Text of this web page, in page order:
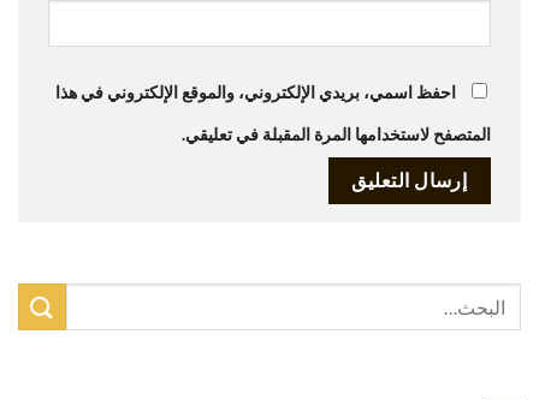
احفظ اسمي، بريدي الإلكتروني، والموقع الإلكتروني في هذا
المتصفح لاستخدامها المرة المقبلة في تعليقي.